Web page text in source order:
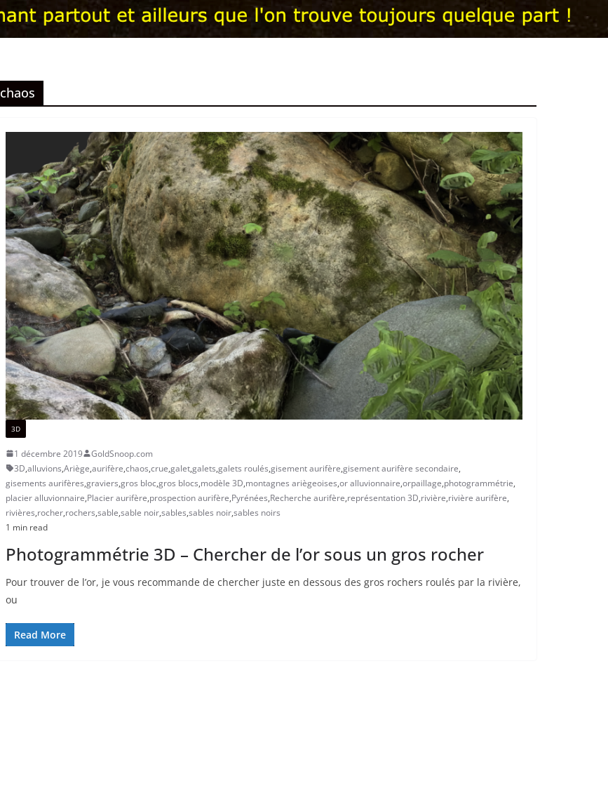
chaos
3D
1 décembre 2019
GoldSnoop.com
3D,alluvions,Ariège,aurifère,chaos,crue,galet,galets,galets roulés,gisement aurifère,gisement aurifère secondaire,
gisements aurifères,graviers,gros bloc,gros blocs,modèle 3D,montagnes ariègeoises,or alluvionnaire,orpaillage,photogrammétrie,
placier alluvionnaire,Placier aurifère,prospection aurifère,Pyrénées,Recherche aurifère,représentation 3D,rivière,rivière aurifère,
rivières,rocher,rochers,sable,sable noir,sables,sables noir,sables noirs
1 min read
Photogrammétrie 3D – Chercher de l’or sous un gros rocher
Pour trouver de l’or, je vous recommande de chercher juste en dessous des gros rochers roulés par la rivière,
ou
Read More